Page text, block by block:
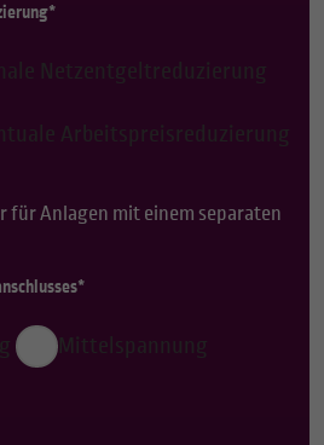
Netzentgeltreduzierung
Arbeitspreisreduzierung
für Anlagen mit einem separaten
Mittelspannung